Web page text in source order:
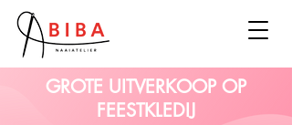
GROTE UITVERKOOP OP
FEESTKLEDIJ